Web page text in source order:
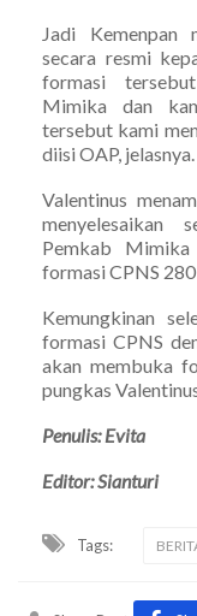
Jadi Kemenpan
secara resmi
formasi
Mimika dan
tersebut kami
diisi OAP, jelasnya.
Valentinus
menyelesaikan
Pemkab
formasi CPNS 280
Kemungkinan
formasi CPNS
akan membuka
pungkas
Penulis: Evita
Editor: Sianturi
Tags: